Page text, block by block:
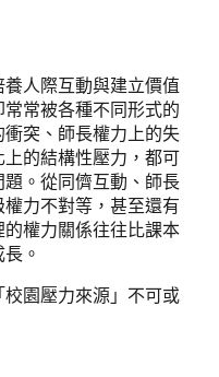
人際互動與建立價值
常被各種不同形式的
突、師長權力上的失
的結構性壓力，都可
。從同儕互動、師長
力不對等，甚至還有
權力關係往往比課本
。
園壓力來源」不可或